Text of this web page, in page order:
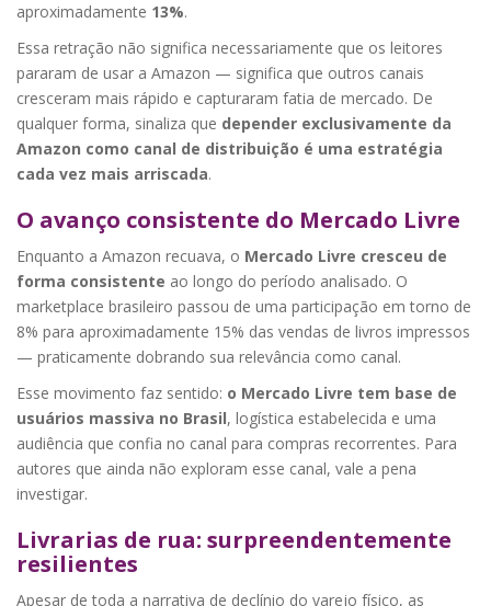
aproximadamente 13%.
Essa retração não significa necessariamente que os leitores
pararam de usar a Amazon — significa que outros canais
cresceram mais rápido e capturaram fatia de mercado. De
qualquer forma, sinaliza que depender exclusivamente da
Amazon como canal de distribuição é uma estratégia
cada vez mais arriscada.
O avanço consistente do Mercado Livre
Enquanto a Amazon recuava, o Mercado Livre cresceu de
forma consistente ao longo do período analisado. O
marketplace brasileiro passou de uma participação em torno de
8% para aproximadamente 15% das vendas de livros impressos
— praticamente dobrando sua relevância como canal.
Esse movimento faz sentido: o Mercado Livre tem base de
usuários massiva no Brasil, logística estabelecida e uma
audiência que confia no canal para compras recorrentes. Para
autores que ainda não exploram esse canal, vale a pena
investigar.
Livrarias de rua: surpreendentemente
resilientes
Apesar de toda a narrativa de declínio do varejo físico, as